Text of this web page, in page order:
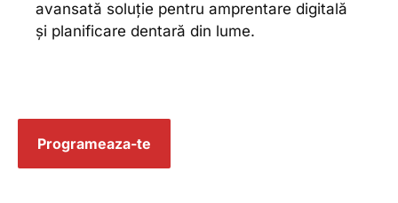
avansată soluție pentru amprentare digitală
și planificare dentară din lume.
Programeaza-te